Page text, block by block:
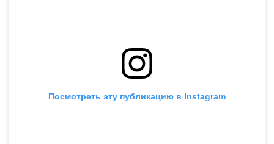
Посмотреть эту публикацию в Instagram